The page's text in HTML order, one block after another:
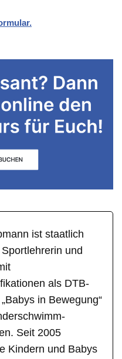
ist staatlich
und
als DTB-
in Bewegung“
Seit 2005
Kindern und Babys